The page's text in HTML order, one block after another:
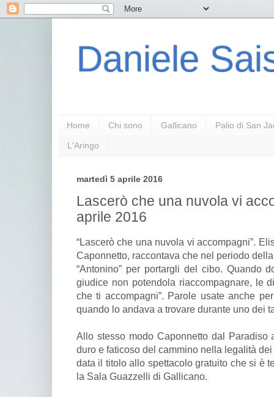
Daniele
Home Chi sono Gallicano Palio di San
L'Aringo
martedì 5 aprile 2016
Lascerò che una nuvola vi
aprile 2016
“Lascerò che una nuvola vi accompagni”.
Caponnetto, raccontava che nel periodo
“Antonino” per portargli del cibo. Quando
giudice non potendola riaccompagnare, le
che ti accompagni”. Parole usate anche
quando lo andava a trovare durante uno dei
Allo stesso modo Caponnetto dal Paradiso
duro e faticoso del cammino nella legalità
data il titolo allo spettacolo gratuito che si è
la Sala Guazzelli di Gallicano.